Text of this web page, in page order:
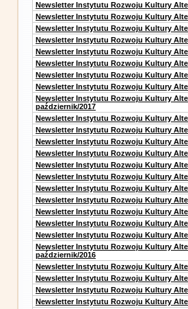
Newsletter Instytutu Rozwoju Kultury
Newsletter Instytutu Rozwoju Kultury
Newsletter Instytutu Rozwoju Kultury
Newsletter Instytutu Rozwoju Kultury
Newsletter Instytutu Rozwoju Kultury
Newsletter Instytutu Rozwoju Kultury
Newsletter Instytutu Rozwoju Kultury
Newsletter Instytutu Rozwoju Kultury
Newsletter Instytutu Rozwoju Kultury
październik/2017
Newsletter Instytutu Rozwoju Kultury
Newsletter Instytutu Rozwoju Kultury
Newsletter Instytutu Rozwoju Kultury
Newsletter Instytutu Rozwoju Kultury
Newsletter Instytutu Rozwoju Kultury
Newsletter Instytutu Rozwoju Kultury
Newsletter Instytutu Rozwoju Kultury
Newsletter Instytutu Rozwoju Kultury
Newsletter Instytutu Rozwoju Kultury
Newsletter Instytutu Rozwoju Kultury
Newsletter Instytutu Rozwoju Kultury
Newsletter Instytutu Rozwoju Kultury
październik/2016
Newsletter Instytutu Rozwoju Kultury
Newsletter Instytutu Rozwoju Kultury
Newsletter Instytutu Rozwoju Kultury
Newsletter Instytutu Rozwoju Kultury